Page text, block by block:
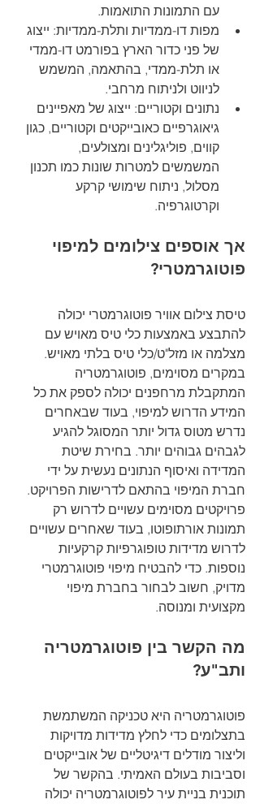
עם התמונות התואמות.
מפות דו-ממדיות ותלת-ממדיות: ייצוג
של פני כדור הארץ בפורמט דו-ממדי
או תלת-ממדי, בהתאמה, המשמש
לניווט ולניתוח מרחבי.
נתונים וקטוריים: ייצוג של מאפיינים
גיאוגרפיים כאובייקטים וקטוריים, כגון
קווים, פוליגלינים ומצולעים,
המשמשים למטרות שונות כמו תכנון
מסלול, ניתוח שימושי קרקע
וקרטוגרפיה.
אך אוספים צילומים למיפוי
פוטוגרמטרי?
טיסת צילום אוויר פוטוגרמטרי יכולה
להתבצע באמצעות כלי טיס מאויש עם
מצלמה או מזל"ט/כלי טיס בלתי מאויש.
במקרים מסוימים, פוטוגרמטריה
המתקבלת מרחפנים יכולה לספק את כל
המידע הדרוש למיפוי, בעוד שבאחרים
נדרש מטוס גדול יותר המסוגל להגיע
לגבהים גבוהים יותר. בחירת שיטת
המדידה ואיסוף הנתונים נעשית על ידי
חברת המיפוי בהתאם לדרישות הפרויקט.
פרויקטים מסוימים עשויים לדרוש רק
תמונות אורתופוטו, בעוד שאחרים עשויים
לדרוש מדידות טופוגרפיות קרקעיות
נוספות. כדי להבטיח מיפוי פוטוגרמטרי
מדויק, חשוב לבחור בחברת מיפוי
מקצועית ומנוסה.
מה הקשר בין פוטוגרמטריה
ותב"ע?
פוטוגרמטריה היא טכניקה המשתמשת
בתצלומים כדי לחלץ מדידות מדויקות
וליצור מודלים דיגיטליים של אובייקטים
וסביבות בעולם האמיתי. בהקשר של
תוכנית בניית עיר לפוטוגרמטריה יכולה